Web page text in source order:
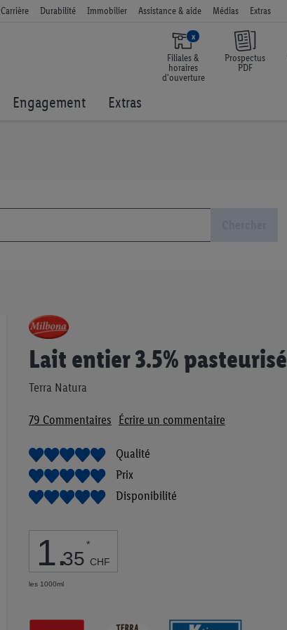
Carrière Durabilité Immobilier Assistance & aide Médias Extras
x
Filiales &
horaires
d'ouverture
Prospectus
PDF
Engagement Extras
Lait entier 3.5% pasteurisé
Terra Natura
79 Commentaires Écrire un commentaire
Qualité
Prix
Disponibilité
1.35
*
CHF
les 1000ml
Passer
début
Galerie